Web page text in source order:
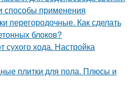
способы применения
перегородочные. Как сделать
блоков?
сухого хода. Настройка
плитки для пола. Плюсы и